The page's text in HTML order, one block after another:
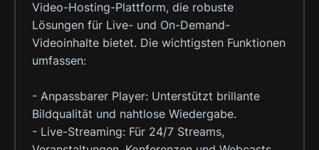
Video-Hosting-Plattform, die robuste
Lösungen für Live- und On-Demand-
Videoinhalte bietet. Die wichtigsten Funktionen
umfassen:
- Anpassbarer Player: Unterstützt brillante
Bildqualität und nahtlose Wiedergabe.
- Live-Streaming: Für 24/7 Streams,